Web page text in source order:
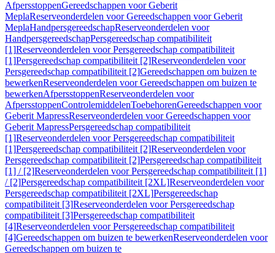
AfpersstoppenGereedschappen voor Geberit
MeplaReserveonderdelen voor Gereedschappen voor Geberit
MeplaHandpersgereedschapReserveonderdelen voor
HandpersgereedschapPersgereedschap compatibiliteit
[1]Reserveonderdelen voor Persgereedschap compatibiliteit
[1]Persgereedschap compatibiliteit [2]Reserveonderdelen voor
Persgereedschap compatibiliteit [2]Gereedschappen om buizen te
bewerkenReserveonderdelen voor Gereedschappen om buizen te
bewerkenAfpersstoppenReserveonderdelen voor
AfpersstoppenControlemiddelenToebehorenGereedschappen voor
Geberit MapressReserveonderdelen voor Gereedschappen voor
Geberit MapressPersgereedschap compatibiliteit
[1]Reserveonderdelen voor Persgereedschap compatibiliteit
[1]Persgereedschap compatibiliteit [2]Reserveonderdelen voor
Persgereedschap compatibiliteit [2]Persgereedschap compatibiliteit
[1] / [2]Reserveonderdelen voor Persgereedschap compatibiliteit [1]
/ [2]Persgereedschap compatibiliteit [2XL]Reserveonderdelen voor
Persgereedschap compatibiliteit [2XL]Persgereedschap
compatibiliteit [3]Reserveonderdelen voor Persgereedschap
compatibiliteit [3]Persgereedschap compatibiliteit
[4]Reserveonderdelen voor Persgereedschap compatibiliteit
[4]Gereedschappen om buizen te bewerkenReserveonderdelen voor
Gereedschappen om buizen te